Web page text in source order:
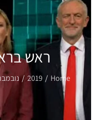
ראש
Home
2019